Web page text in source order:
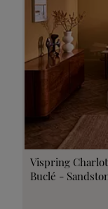
Vispring
Buclé -